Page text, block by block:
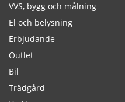
VVS, bygg och målning
El och belysning
Erbjudande
Outlet
Bil
Trädgård